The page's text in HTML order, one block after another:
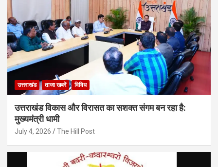
उत्तराखंड ताजा खबरें विविध
उत्तराखंड विकास और विरासत का सशक्त संगम बन रहा है:
मुख्यमंत्री धामी
July 4, 2026 The Hill Post